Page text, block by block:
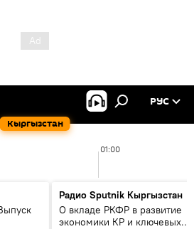
Кыргызстан
РУС
01:00
Радио Sputnik Кыргызстан
О вкладе РКФР в развитие
экономики КР и ключевых